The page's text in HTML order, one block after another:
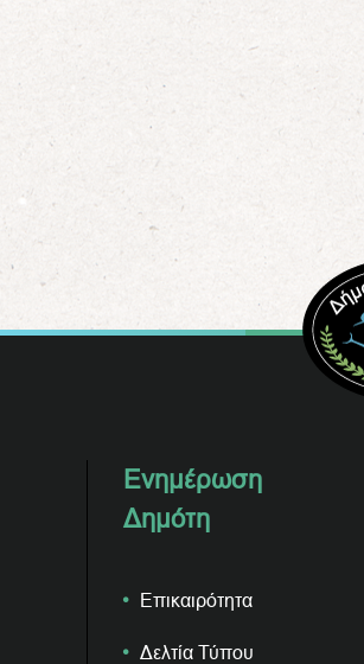
Ενημέρωση
Δημότη
Επικαιρότητα
Δελτία Τύπου